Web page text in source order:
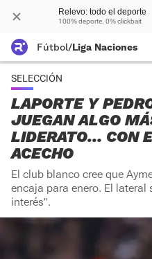
Relevo: todo el deporte
100% deporte. 0% clickbait
Fútbol/Liga Naciones
SELECCIÓN
LAPORTE Y
JUEGAN ALGO
LIDERATO… CON
ACECHO
El club blanco cree que
encaja para enero. El lateral
interés".